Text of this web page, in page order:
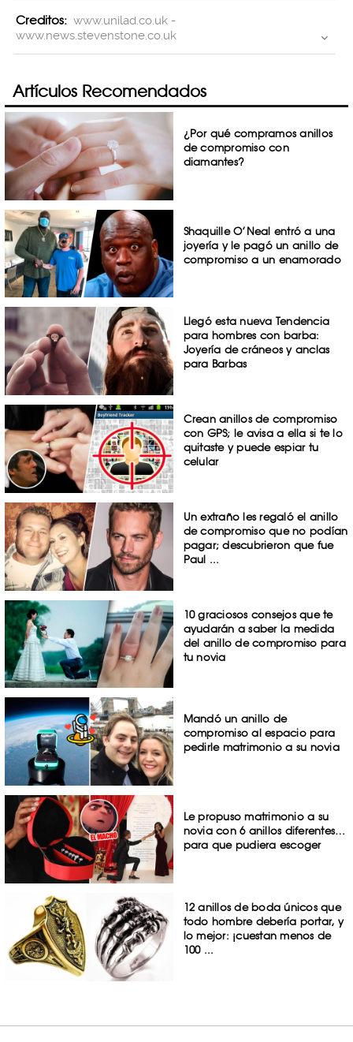
Creditos: www.unilad.co.uk -
www.news.stevenstone.co.uk
Artículos Recomendados
¿Por qué compramos anillos
de compromiso con
diamantes?
Shaquille O’Neal entró a una
joyería y le pagó un anillo de
compromiso a un enamorado
Llegó esta nueva Tendencia
para hombres con barba:
Joyería de cráneos y anclas
para Barbas
Crean anillos de compromiso
con GPS; le avisa a ella si te lo
quitaste y puede espiar tu
celular
Un extraño les regaló el anillo
de compromiso que no podían
pagar; descubrieron que fue
Paul ...
10 graciosos consejos que te
ayudarán a saber la medida
del anillo de compromiso para
tu novia
Mandó un anillo de
compromiso al espacio para
pedirle matrimonio a su novia
Le propuso matrimonio a su
novia con 6 anillos diferentes…
para que pudiera escoger
12 anillos de boda únicos que
todo hombre debería portar, y
lo mejor: ¡cuestan menos de
100 ...